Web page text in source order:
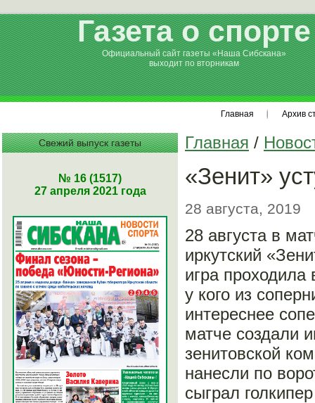
Газета о спорте
Официальный сайт газеты «Наша Сибскана»
выходит по вторникам
Главная Архив
Свежий выпуск газеты
№ 16 (1517)
27 апреля 2021 года
Главная /
«Зенит»
28 августа, 2019
28 августа в
иркутский
игра
у кого из
интереснее
матче создали
зенитовской
нанесли по
сыграл